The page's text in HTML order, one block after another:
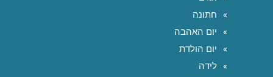
חתונה
יום האהבה
יום הולדת
לידה